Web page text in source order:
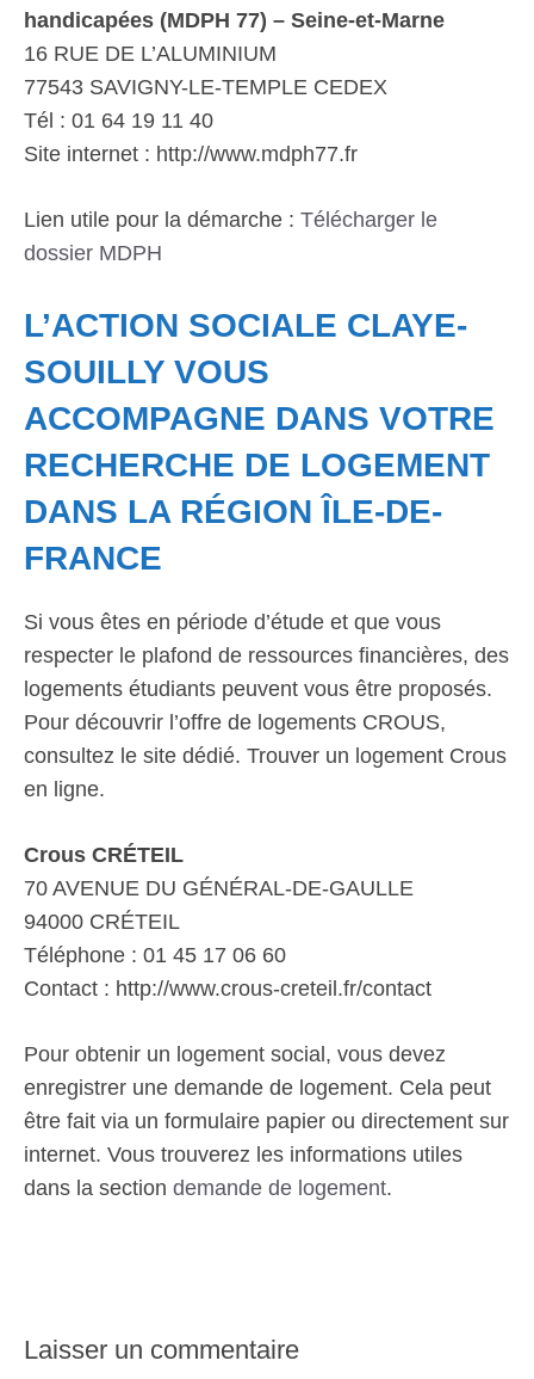
handicapées (MDPH 77) – Seine-et-Marne
16 RUE DE L’ALUMINIUM
77543 SAVIGNY-LE-TEMPLE CEDEX
Tél : 01 64 19 11 40
Site internet : http://www.mdph77.fr
Lien utile pour la démarche : Télécharger le
dossier MDPH
L’ACTION SOCIALE CLAYE-
SOUILLY VOUS
ACCOMPAGNE DANS VOTRE
RECHERCHE DE LOGEMENT
DANS LA RÉGION ÎLE-DE-
FRANCE
Si vous êtes en période d’étude et que vous
respecter le plafond de ressources financières, des
logements étudiants peuvent vous être proposés.
Pour découvrir l’offre de logements CROUS,
consultez le site dédié. Trouver un logement Crous
en ligne.
Crous CRÉTEIL
70 AVENUE DU GÉNÉRAL-DE-GAULLE
94000 CRÉTEIL
Téléphone : 01 45 17 06 60
Contact : http://www.crous-creteil.fr/contact
Pour obtenir un logement social, vous devez
enregistrer une demande de logement. Cela peut
être fait via un formulaire papier ou directement sur
internet. Vous trouverez les informations utiles
dans la section demande de logement.
Laisser un commentaire